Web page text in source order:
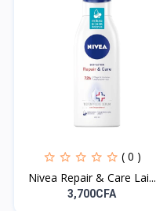
( 0 )
Nivea Repair & Care Lai...
3,700CFA